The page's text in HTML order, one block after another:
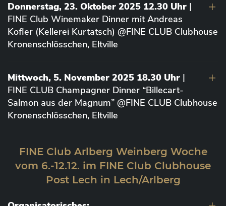
Donnerstag, 23. Oktober 2025 12.30 Uhr |
FINE Club Winemaker Dinner mit Andreas
Kofler (Kellerei Kurtatsch) @FINE CLUB Clubhouse
Kronenschlösschen, Eltville
Mittwoch, 5. November 2025 18.30 Uhr |
FINE CLUB Champagner Dinner “Billecart-
Salmon aus der Magnum” @FINE CLUB Clubhouse
Kronenschlösschen, Eltville
FINE Club Arlberg Weinberg Woche
vom 6.-12.12. im FINE Club Clubhouse
Post Lech in Lech/Arlberg